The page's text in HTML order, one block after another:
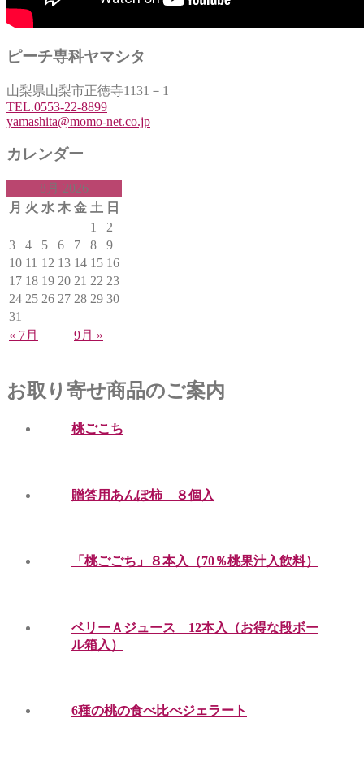
ピーチ専科ヤマシタ
山梨県山梨市正徳寺1131－1
TEL.0553-22-8899
yamashita@momo-net.co.jp
カレンダー
8月 2026
月 火 水 木 金 土 日
1
2
3
4 5 6 7 8
9
10 11 12 13 14 15 16
17 18 19 20 21 22 23
24 25 26 27 28 29 30
31
« 7月
9月 »
お取り寄せ商品のご案内
桃ごこち
贈答用あんぽ柿 ８個入
「桃ごごち」８本入（70％桃果汁入飲料）
ベリーＡジュース 12本入（お得な段ボー
ル箱入）
6種の桃の食べ比べジェラート